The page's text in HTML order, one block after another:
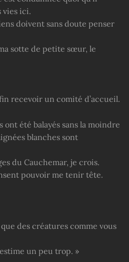
vies ici.
doivent sans doute penser
sotte de petite sœur, le
recevoir un comité d’accueil.
été balayés sans la moindre
blanches sont
du Cauchemar, je crois.
pouvoir me tenir tête.
des créatures comme vous
un peu trop. »